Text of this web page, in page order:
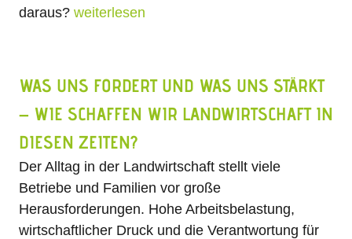
daraus?weiterlesen
WAS UNS FORDERT UND WAS UNS STÄRKT
– WIE SCHAFFEN WIR LANDWIRTSCHAFT IN
DIESEN ZEITEN?
Der Alltag in der Landwirtschaft stellt viele
Betriebe und Familien vor große
Herausforderungen. Hohe Arbeitsbelastung,
wirtschaftlicher Druck und die Verantwortung für